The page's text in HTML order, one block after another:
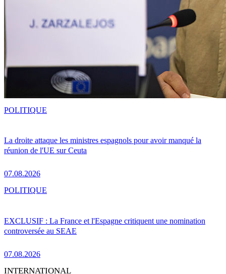
La droite attaque les ministres espagnols pour avoir manqué la
réunion de l'UE sur Ceuta
07.08.2026
POLITIQUE
EXCLUSIF : La France et l'Espagne critiquent une nomination
controversée au SEAE
07.08.2026
POLITIQUE
INTERNATIONAL